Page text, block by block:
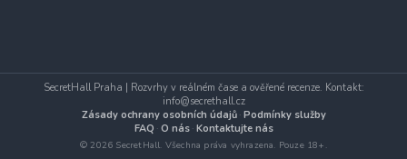
SecretHall Praha | Rozvrhy v reálném čase a ověřené recenze. Kontakt:
info@secrethall.cz
Zásady ochrany osobních údajů · Podmínky služby
FAQ · O nás · Kontaktujte nás
© 2026 SecretHall. Všechna práva vyhrazena. Pouze 18+.